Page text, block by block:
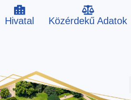
Hivatal Közérdekű Adatok